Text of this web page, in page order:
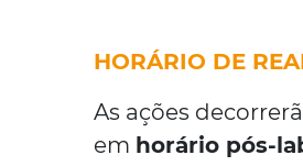
HORÁRIO DE
As ações
em horário pós-